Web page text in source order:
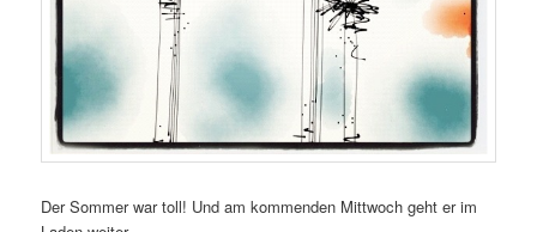
Der Sommer war toll! Und am kommenden Mittwoch geht er im